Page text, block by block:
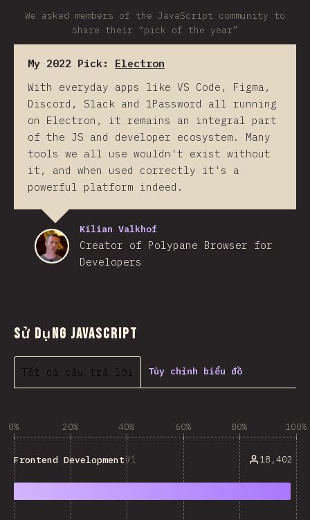
We asked members of the JavaScript community to
share their “pick of the year”
My 2022 Pick: Electron
With everyday apps like VS Code, Figma,
Discord, Slack and 1Password all running
on Electron, it remains an integral part
of the JS and developer ecosystem. Many
tools we all use wouldn't exist without
it, and when used correctly it's a
powerful platform indeed.
Kilian Valkhof
Creator of Polypane Browser for
Developers
Sử dụng JavaScript
Tất cả câu trả lời Tùy chỉnh biểu đồ
0% 20% 40% 60% 80% 100%
1
Frontend Development 18,402